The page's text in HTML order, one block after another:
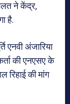
ने केंद्र,
है.
एनवी अंजारिया
की एनएसए के
रिहाई की मांग